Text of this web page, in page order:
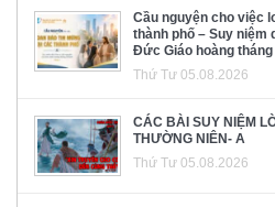
Cầu nguyện cho việc
thành phố – Suy niệm
Đức Giáo hoàng tháng
Thứ Tư 05.08.2026
CÁC BÀI SUY NIỆM
THƯỜNG NIÊN- A
Thứ Tư 05.08.2026